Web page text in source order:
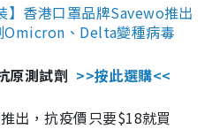
】香港口罩品牌Savewo推出
Omicron、Delta變種病毒
原測試劑 >>按此選購<<
出，抗疫價只要$18就買